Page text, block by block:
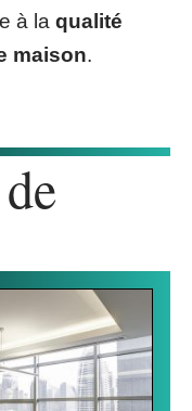
à la qualité
maison.